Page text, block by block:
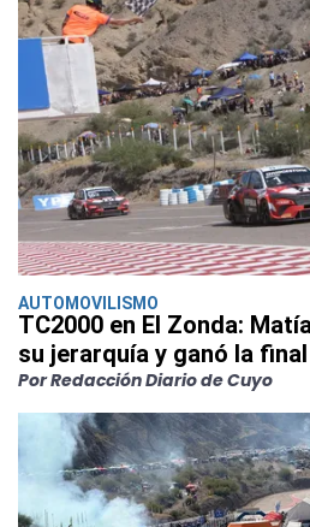
AUTOMOVILISMO
TC2000 en El Zonda:
su jerarquía y ganó la final
Por Redacción Diario de Cuyo